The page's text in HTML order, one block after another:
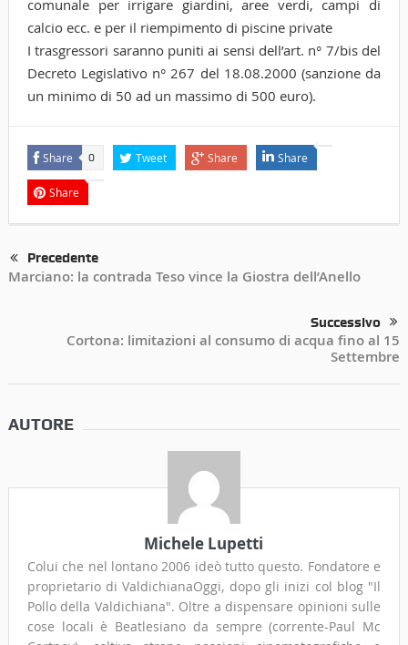
comunale per irrigare giardini, aree verdi, campi di
calcio ecc. e per il riempimento di piscine private
I trasgressori saranno puniti ai sensi dell’art. n° 7/bis del
Decreto Legislativo n° 267 del 18.08.2000 (sanzione da
un minimo di 50 ad un massimo di 500 euro).
Share 0 Tweet Share Share
Share
Precedente
Marciano: la contrada Teso vince la Giostra dell’Anello
Successivo
Cortona: limitazioni al consumo di acqua fino al 15
Settembre
AUTORE
Michele Lupetti
Colui che nel lontano 2006 ideò tutto questo. Fondatore e
proprietario di ValdichianaOggi, dopo gli inizi col blog "Il
Pollo della Valdichiana". Oltre a dispensare opinioni sulle
cose locali è Beatlesiano da sempre (corrente-Paul Mc